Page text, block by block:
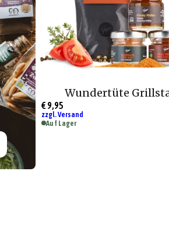
Wundertüte
€ 9,95
zzgl. Versand
Auf Lager